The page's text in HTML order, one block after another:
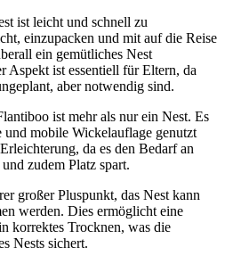
ist leicht und schnell zu
einzupacken und mit auf die Reise
ein gemütliches Nest
Aspekt ist essentiell für Eltern, da
aber notwendig sind.
ist mehr als nur ein Nest. Es
und mobile Wickelauflage genutzt
da es den Bedarf an
zudem Platz spart.
großer Pluspunkt, das Nest kann
werden. Dies ermöglicht eine
korrektes Trocknen, was die
Nests sichert.